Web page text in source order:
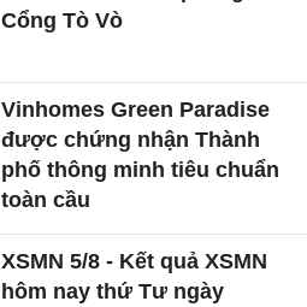
Cổng Tò Vò
Vinhomes Green Paradise
được chứng nhận Thành
phố thông minh tiêu chuẩn
toàn cầu
XSMN 5/8 - Kết quả XSMN
hôm nay thứ Tư ngày